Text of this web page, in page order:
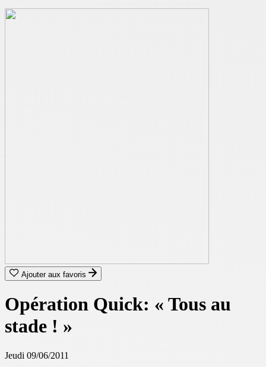
Ajouter aux favoris
Opération Quick: « Tous au
stade ! »
Jeudi 09/06/2011